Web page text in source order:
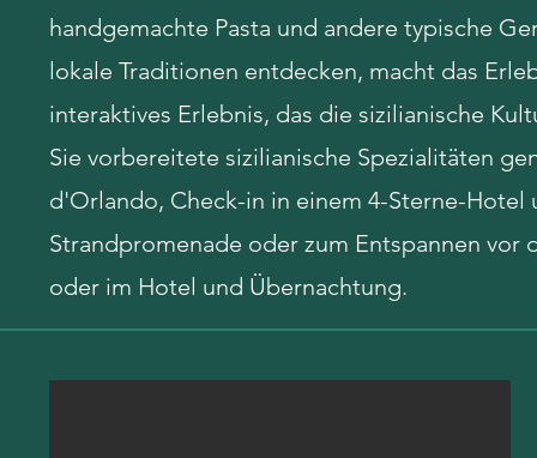
handgemachte Pasta und andere typische
lokale Traditionen entdecken, macht das
interaktives Erlebnis, das die sizilianische
Sie vorbereitete sizilianische Spezialitäten
d'Orlando, Check-in in einem 4-Sterne-Hotel
Strandpromenade oder zum Entspannen vor
oder im Hotel und Übernachtung.